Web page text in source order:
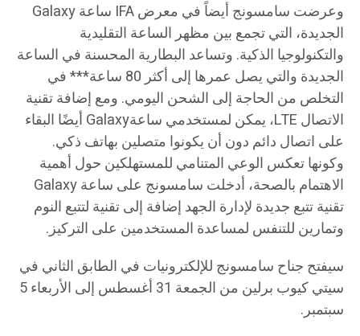
وعرضت سامسونج أيضاً في معرض IFA ساعة Galaxy
الجديدة، التي تجمع بين مظهر الساعة التقليدية
والتكنولوجيا الذكية. وتساعد البطارية المحسنة في الساعة
الجديدة والتي يصل عمرها إلى أكثر 80 ساعة*** في
التخلص من الحاجة إلى الشحن اليومي. ومع إضافة تقنية
الاتصال LTE، يمكن لمستخدمي ساعةGalaxy أيضًا البقاء
على اتصال دائم دون أن يكونوا متصلين بهاتف ذكي.
وكونها تعكس الوعي المتنامي للمستهلكين حول أهمية
الاهتمام بالصحة، أدخلت سامسونج على ساعة Galaxy
تقنية تتبع جديدة لإدارة الجهد إضافة إلى تقنية لتتبع النوم
وتمارين للتنفس لمساعدة المستخدمين على التركيز.
سيفتح جناح سامسونج للإلكترونيات في الطابق الثاني في
سيتي كيوب برلين من الجمعة 31 أغسطس إلى الأربعاء 5
سبتمبر.